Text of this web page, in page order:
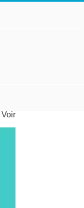
Voir